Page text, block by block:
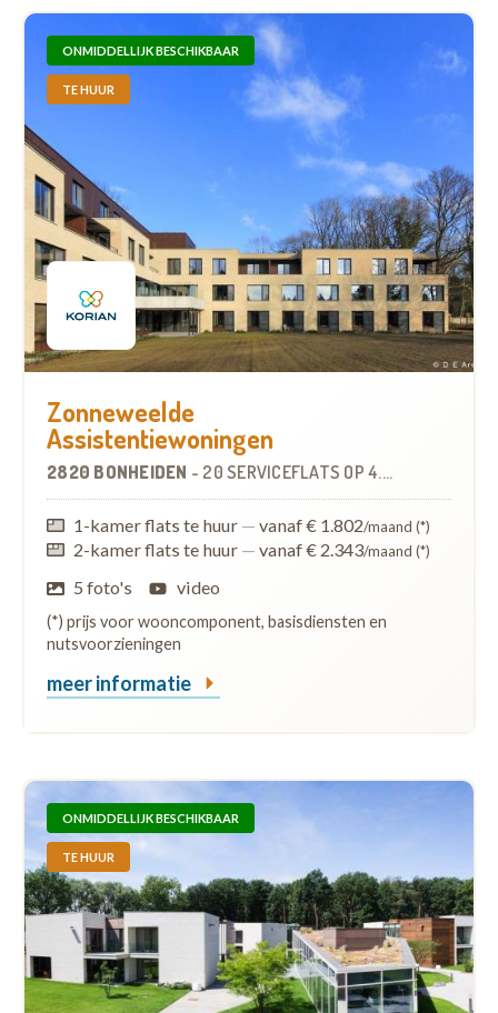
ONMIDDELLIJK BESCHIKBAAR
TE HUUR
Zonneweelde
Assistentiewoningen
2820 BONHEIDEN - 20 SERVICEFLATS OP 4.3 KM
1-kamer flats te huur — vanaf € 1.802/maand (*)
2-kamer flats te huur — vanaf € 2.343/maand (*)
5 foto's video
(*) prijs voor wooncomponent, basisdiensten en
nutsvoorzieningen
meer informatie
ONMIDDELLIJK BESCHIKBAAR
TE HUUR